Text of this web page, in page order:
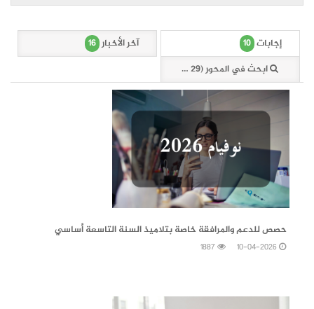
إجابات 10 آخر الأخبار 16
ابحث في المحور (29 وثيقة)
10-04-2026
حصص للدعم والمرافقة خاصة بتلاميذ السنة التاسعة أساسي